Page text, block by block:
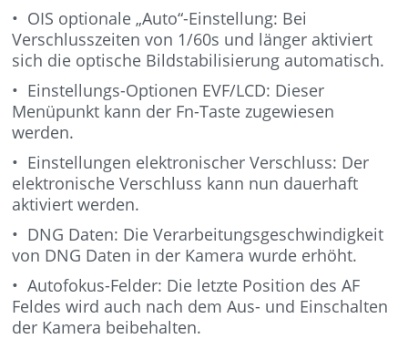
• OIS optionale „Auto“-Einstellung: Bei
Verschlusszeiten von 1/60s und länger aktiviert
sich die optische Bildstabilisierung automatisch.
• Einstellungs-Optionen EVF/LCD: Dieser
Menüpunkt kann der Fn-Taste zugewiesen
werden.
• Einstellungen elektronischer Verschluss: Der
elektronische Verschluss kann nun dauerhaft
aktiviert werden.
• DNG Daten: Die Verarbeitungsgeschwindigkeit
von DNG Daten in der Kamera wurde erhöht.
• Autofokus-Felder: Die letzte Position des AF
Feldes wird auch nach dem Aus- und Einschalten
der Kamera beibehalten.